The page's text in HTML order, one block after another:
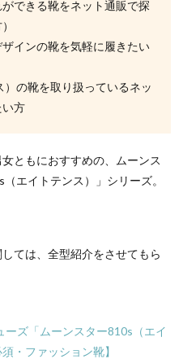
ができる靴をネット通販で探
ザインの靴を気軽に履きたい
）の靴を取り扱っているネッ
い方
ともにおすすめの、ムーンス
エイトテンス）」シリーズ。
ては、全型紹介をさせてもら
ーズ「ムーンスター810s（エイ
・ファッション靴】